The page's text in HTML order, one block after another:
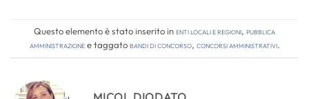
Questo elemento è stato inserito inEnti locali e regioni, Pubblica
amministrazionee taggatobandi di concorso, concorsi amministrativi.